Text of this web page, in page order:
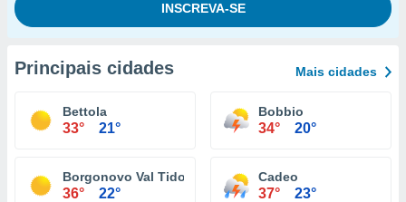
Principais cidades Mais cidades
Bettola
33° 21°
Bobbio
34° 20°
Borgonovo Val Tidone
36° 22°
Cadeo
37° 23°